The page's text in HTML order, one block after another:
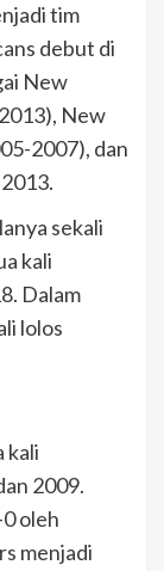
tim
debut di
New
New
2007), dan
sekali
kali
Dalam
lolos
kali
2009.
oleh
menjadi